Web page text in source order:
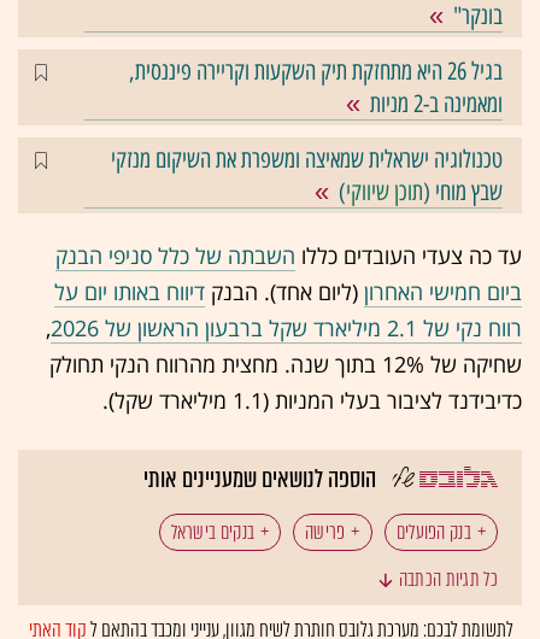
בונקר"
בגיל 26 היא מתחזקת תיק השקעות וקריירה פיננסית,
ומאמינה ב-2 מניות
טכנולוגיה ישראלית שמאיצה ומשפרת את השיקום מנזקי
שבץ מוחי (תוכן שיווקי)
עד כה צעדי העובדים כללו השבתה של כלל סניפי הבנק
ביום חמישי האחרון (ליום אחד). הבנק דיווח באותו יום על
רווח נקי של 2.1 מיליארד שקל ברבעון הראשון של 2026
,
שחיקה של 12% בתוך שנה. מחצית מהרווח הנקי תחולק
כדיבידנד לציבור בעלי המניות (1.1 מיליארד שקל).
הוספה לנושאים שמעניינים אותי
בנק הפועלים פרישה
בנקים בישראל
כל תגיות הכתבה
לתשומת לבכם: מערכת גלובס חותרת לשיח מגוון, ענייני ומכבד בהתאם לקוד האתי